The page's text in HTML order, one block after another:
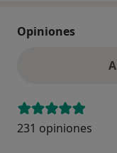
Opiniones
231 opiniones